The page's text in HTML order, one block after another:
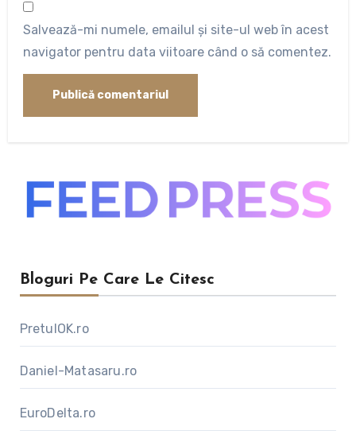
Salvează-mi numele, emailul și site-ul web în acest
navigator pentru data viitoare când o să comentez.
Bloguri Pe Care Le Citesc
PretulOK.ro
Daniel-Matasaru.ro
EuroDelta.ro